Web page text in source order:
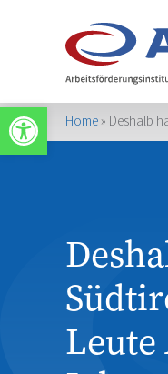
Werkzeugleiste öffnenHome» Deshalb